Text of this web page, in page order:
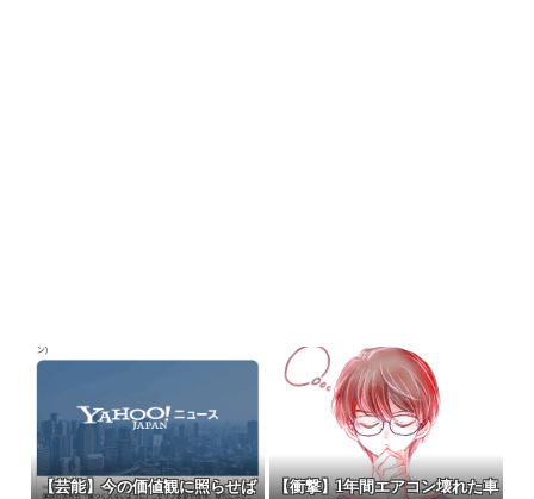
【芸能】今の価値観に照らせば
【衝撃】1年間エアコン壊れた車